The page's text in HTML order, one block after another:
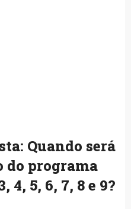
Quando será
do programa
4, 5, 6, 7, 8 e 9?